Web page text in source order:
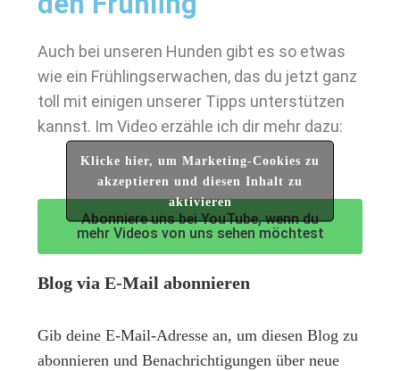
Auch bei unseren Hunden gibt es so etwas
wie ein Frühlingserwachen, das du jetzt ganz
toll mit einigen unserer Tipps unterstützen
kannst. Im Video erzähle ich dir mehr dazu:
Klicke hier, um Marketing-Cookies zu
akzeptieren und diesen Inhalt zu
aktivieren
Abonniere uns bei YouTube, wenn du
mehr Videos von uns sehen möchtest
Blog via E-Mail abonnieren
Gib deine E-Mail-Adresse an, um diesen Blog zu
abonnieren und Benachrichtigungen über neue